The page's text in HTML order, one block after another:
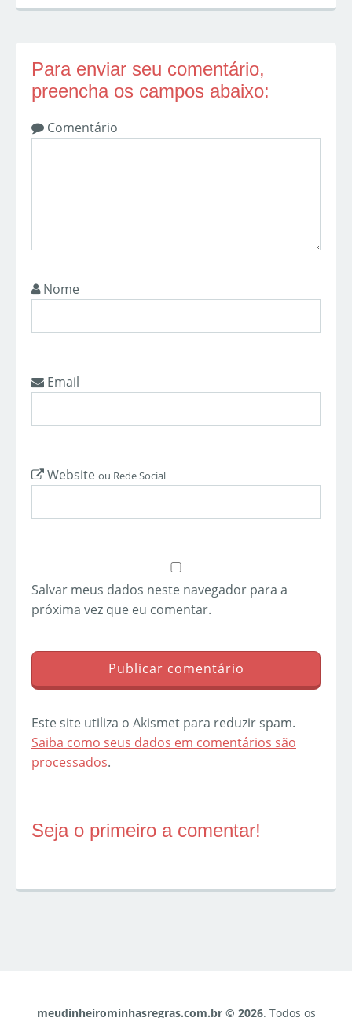
Para enviar seu comentário,
preencha os campos abaixo:
Comentário
Nome
Email
Website ou Rede Social
Salvar meus dados neste navegador para a
próxima vez que eu comentar.
Este site utiliza o Akismet para reduzir spam.
Saiba como seus dados em comentários são
processados.
Seja o primeiro a comentar!
meudinheirominhasregras.com.br © 2026. Todos os